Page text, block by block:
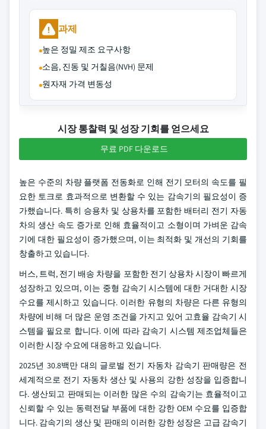
과제
높은 정밀 제조 요구사항
소음, 진동 및 거칠음(NVH) 문제
원자재 가격 변동성
시장 통찰력 및 성장 기회를 얻으세요
무료 PDF 다운로드
높은 수준의 차량 플랫폼 전동화로 인해 전기 모터의 속도를 필
요한 토크로 효과적으로 변환할 수 있는 감속기의 필요성이 증
가했습니다. 특히 승용차 및 상용차를 포함한 배터리 전기 자동
차의 생산 속도 증가로 인해 효율적이고 소형이며 가벼운 감속
기에 대한 필요성이 증가했으며, 이는 최적화 및 개선의 기회를
창출하고 있습니다.
버스, 트럭, 전기 배송 차량을 포함한 전기 상용차 시장이 빠르게
성장하고 있으며, 이는 중형 감속기 시스템에 대한 거대한 시장
수요를 제시하고 있습니다. 이러한 유형의 차량은 다른 유형의
차량에 비해 더 많은 운영 조건을 가지고 있어 고효율 감속기 시
스템을 필요로 합니다. 이에 따라 감속기 시스템 제조업체들은
이러한 시장 수요에 대응하고 있습니다.
2025년 30.8백만 대의 글로벌 전기 자동차 감속기 판매량은 전
세계적으로 전기 자동차 생산 및 사용의 강한 성장을 입증합니
다. 생산되고 판매되는 이러한 많은 수의 감속기는 효율적이고
신뢰할 수 있는 동력전달 부품에 대한 강한 OEM 수요를 입증합
니다. 감속기의 생산 및 판매의 이러한 강한 성장은 고급 감속기